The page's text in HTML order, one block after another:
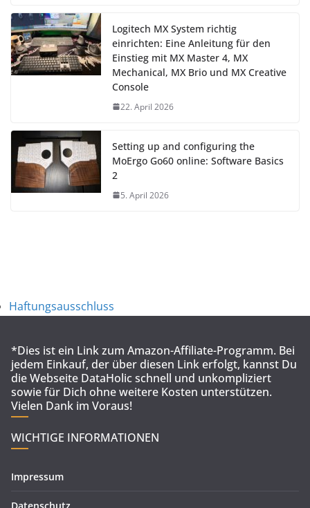
Logitech MX System richtig
einrichten: Eine Anleitung für den
Einstieg mit MX Master 4, MX
Mechanical, MX Brio und MX Creative
Console
22. April 2026
Setting up and configuring the
MoErgo Go60 online: Software Basics
2
5. April 2026
Haftungsausschluss
*Dies ist ein Link zum Amazon-Affiliate-Programm. Bei
jedem Einkauf, der über diesen Link erfolgt, kannst Du
die Webseite DataHolic schnell und unkompliziert
sowie für Dich ohne weitere Kosten unterstützen.
Vielen Dank im Voraus!
WICHTIGE INFORMATIONEN
Impressum